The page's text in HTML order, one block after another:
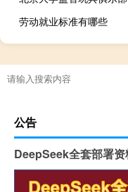
劳动就业标准有哪些
公告
DeepSeek全套部署